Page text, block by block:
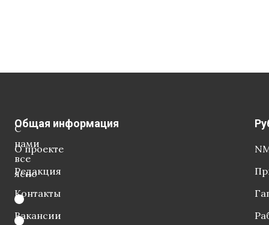
С
нами
все
ясно
Общая информация
О проекте
Редакция
Контакты
Вакансии